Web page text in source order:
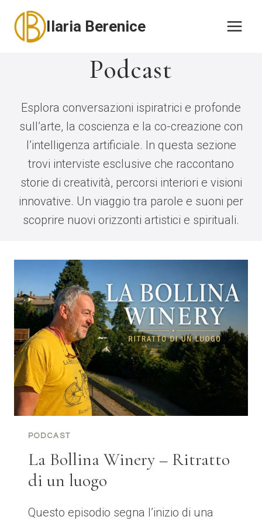
Salta
contenuto
Ilaria Berenice
Podcast
Esplora conversazioni ispiratrici e profonde
sull’arte, la coscienza e la co-creazione con
l’intelligenza artificiale. In questa sezione
trovi interviste esclusive che raccontano
storie di creatività, percorsi interiori e visioni
innovative. Un viaggio tra parole e suoni per
scoprire nuovi orizzonti artistici e spirituali.
PODCAST
La Bollina Winery – Ritratto
di un luogo
Questo episodio segna l’inizio di una